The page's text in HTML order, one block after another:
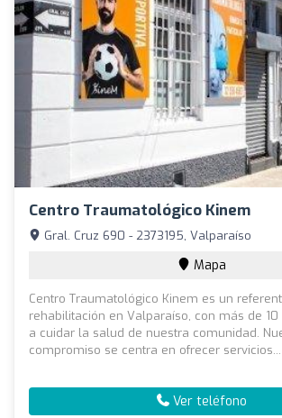
Centro Traumatológico Kinem
Gral. Cruz 690 - 2373195, Valparaíso
Mapa
Centro Traumatológico Kinem es un
rehabilitación en Valparaíso, con más de
a cuidar la salud de nuestra comunidad.
compromiso se centra en ofrecer servicios...
Ver teléfono